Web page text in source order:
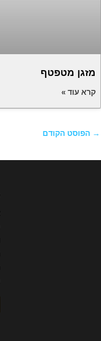
מזגן מטפטף
קרא עוד »
→ הפוסט הקודם